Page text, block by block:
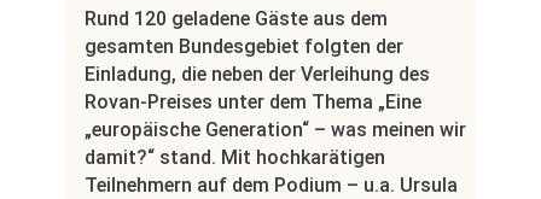
Rund 120 geladene Gäste aus dem
gesamten Bundesgebiet folgten der
Einladung, die neben der Verleihung des
Rovan-Preises unter dem Thema „Eine
„europäische Generation“ – was meinen wir
damit?“ stand. Mit hochkarätigen
Teilnehmern auf dem Podium – u.a. Ursula